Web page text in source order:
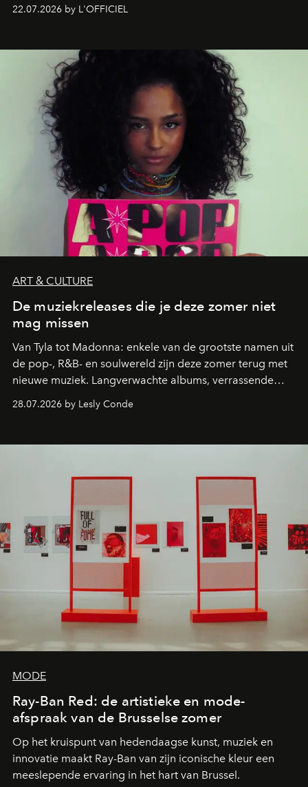
verandert in een bruisende ontmoetingsplek en de
neerstrijkt in Saint-Tropez. Dit zijn de nieuwe adressen
die deze zomer de toon zetten, van lange lunches tot
zwoele nachten.
22.07.2026 by L'OFFICIEL
ART & CULTURE
De muziekreleases die je deze zomer niet
mag missen
Van Tyla tot Madonna: enkele van de grootste namen uit
de pop-, R&B- en soulwereld zijn deze zomer terug met
nieuwe muziek. Langverwachte albums, verrassende
de releases die je niet mag missen.
28.07.2026 by Lesly Conde
MODE
Ray-Ban Red: de artistieke en mode-
afspraak van de Brusselse zomer
Op het kruispunt van hedendaagse kunst, muziek en
innovatie maakt Ray-Ban van zijn iconische kleur een
meeslepende ervaring in het hart van Brussel.